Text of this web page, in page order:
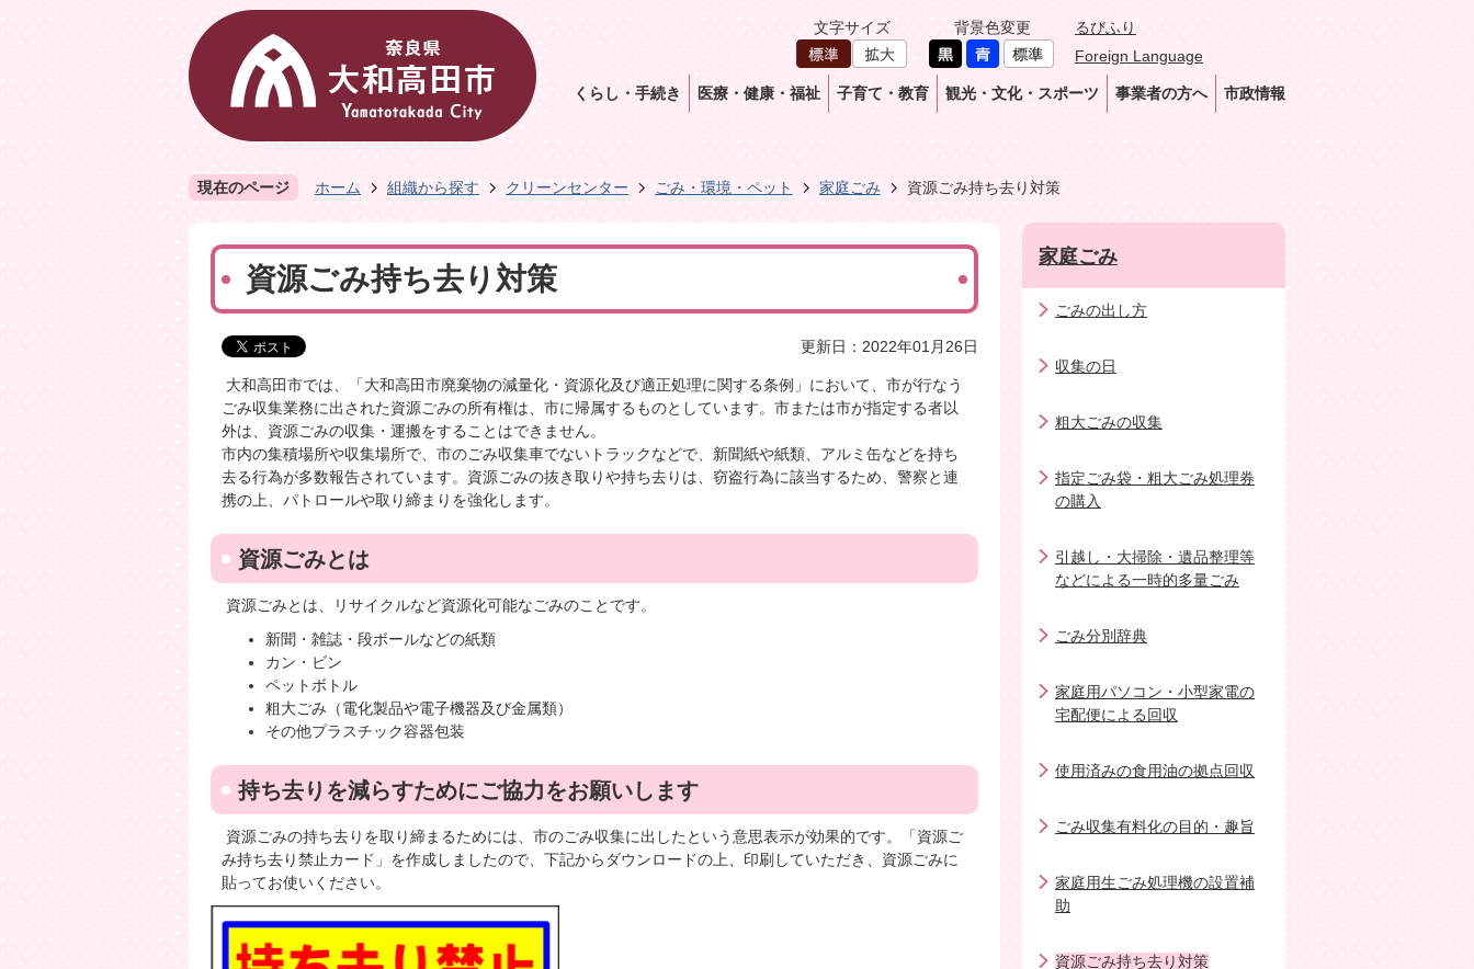
文字サイズ 背景色変更
るびふり
Foreign Language
くらし・手続き 医療・健康・福祉 子育て・教育 観光・文化・スポーツ 事業者の方へ 市政情報
現在のページ ホーム 組織から探す クリーンセンター ごみ・環境・ペット 家庭ごみ 資源ごみ持ち去り対策
資源ごみ持ち去り対策
更新日：2022年01月26日
大和高田市では、「大和高田市廃棄物の減量化・資源化及び適正処理に関する条例」において、市が行なう
ごみ収集業務に出された資源ごみの所有権は、市に帰属するものとしています。市または市が指定する者以
外は、資源ごみの収集・運搬をすることはできません。
市内の集積場所や収集場所で、市のごみ収集車でないトラックなどで、新聞紙や紙類、アルミ缶などを持ち
去る行為が多数報告されています。資源ごみの抜き取りや持ち去りは、窃盗行為に該当するため、警察と連
携の上、パトロールや取り締まりを強化します。
資源ごみとは
資源ごみとは、リサイクルなど資源化可能なごみのことです。
新聞・雑誌・段ボールなどの紙類
カン・ビン
ペットボトル
粗大ごみ（電化製品や電子機器及び金属類）
その他プラスチック容器包装
持ち去りを減らすためにご協力をお願いします
資源ごみの持ち去りを取り締まるためには、市のごみ収集に出したという意思表示が効果的です。「資源ご
み持ち去り禁止カード」を作成しましたので、下記からダウンロードの上、印刷していただき、資源ごみに
貼ってお使いください。
家庭ごみ
ごみの出し方
収集の日
粗大ごみの収集
指定ごみ袋・粗大ごみ処理券
の購入
引越し・大掃除・遺品整理等
などによる一時的多量ごみ
ごみ分別辞典
家庭用パソコン・小型家電の
宅配便による回収
使用済みの食用油の拠点回収
ごみ収集有料化の目的・趣旨
家庭用生ごみ処理機の設置補
助
資源ごみ持ち去り対策